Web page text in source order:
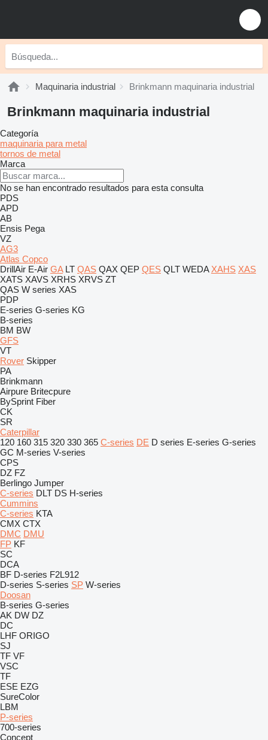
Maquinaria industrial Brinkmann maquinaria industrial
Brinkmann maquinaria industrial
Categoría
maquinaria para metal
tornos de metal
Marca
No se han encontrado resultados para esta consulta
PDS
APD
AB
Ensis Pega
VZ
AG3
Atlas Copco
DrillAir E-Air GA LT QAS QAX QEP QES QLT WEDA XAHS XAS
XATS XAVS XRHS XRVS ZT
QAS W series XAS
PDP
E-series G-series KG
B-series
BM BW
GFS
VT
Rover Skipper
PA
Brinkmann
Airpure Britecpure
BySprint Fiber
CK
SR
Caterpillar
120 160 315 320 330 365 C-series DE D series E-series G-series
GC M-series V-series
CPS
DZ FZ
Berlingo Jumper
C-series DLT DS H-series
Cummins
C-series KTA
CMX CTX
DMC DMU
FP KF
SC
DCA
BF D-series F2L912
D-series S-series SP W-series
Doosan
B-series G-series
AK DW DZ
DC
LHF ORIGO
SJ
TF VF
VSC
TF
ESE EZG
SureColor
LBM
P-series
700-series
Concept